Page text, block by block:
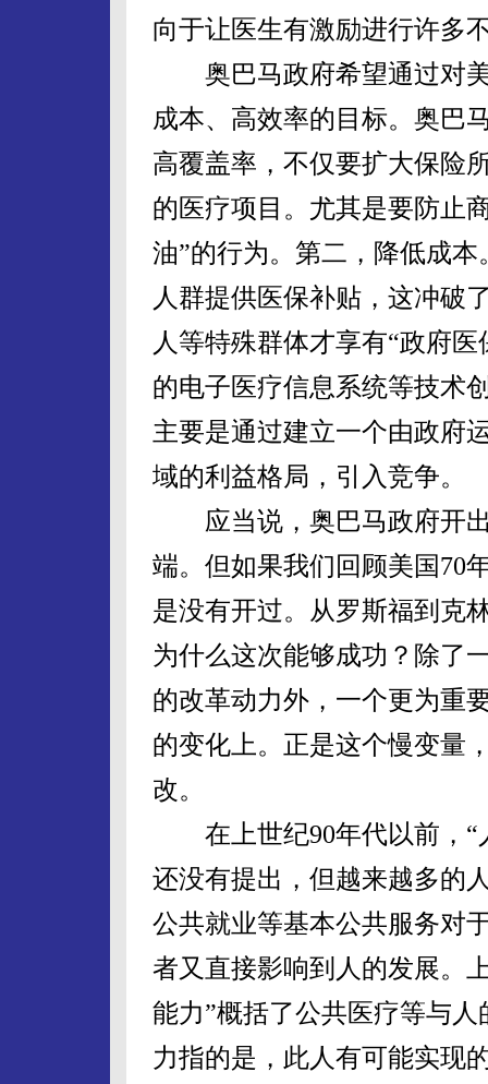
向于让医生有激励进行许多
奥巴马政府希望通过对美
成本、高效率的目标。奥巴
高覆盖率，不仅要扩大保险
的医疗项目。尤其是要防止
油”的行为。第二，降低成
人群提供医保补贴，这冲破
人等特殊群体才享有“政府
的电子医疗信息系统等技术
主要是通过建立一个由政府
域的利益格局，引入竞争。
应当说，奥巴马政府开出
端。但如果我们回顾美国70
是没有开过。从罗斯福到克
为什么这次能够成功？除了
的改革动力外，一个更为重
的变化上。正是这个慢变量
改。
在上世纪90年代以前，“
还没有提出，但越来越多的
公共就业等基本公共服务对
者又直接影响到人的发展。
能力”概括了公共医疗等与
力指的是，此人有可能实现